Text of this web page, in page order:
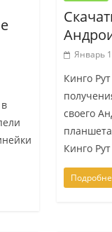
Январь
Кинго
своего
Кинго